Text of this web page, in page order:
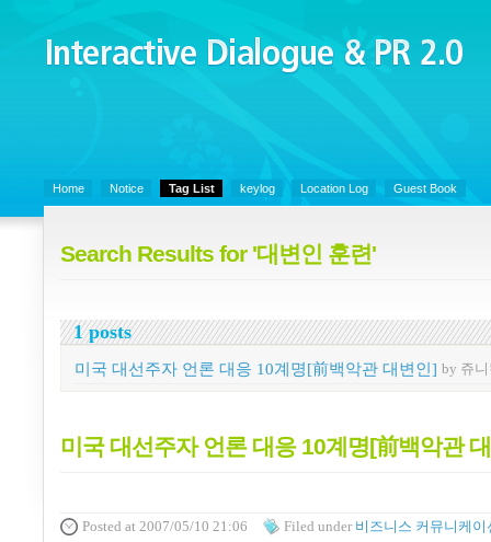
Interactive Dialogue &
PR 2.0
Home Notice Tag List keylog Location Log Guest Book
Search Results for '대변인 훈련'
1 posts
미국 대선주자 언론 대응 10계명[前백악관 대변인] by 쥬
미국 대선주자 언론 대응 10계명[前백악관
Posted at 2007/05/10 21:06 Filed under 비즈니스 커뮤니케